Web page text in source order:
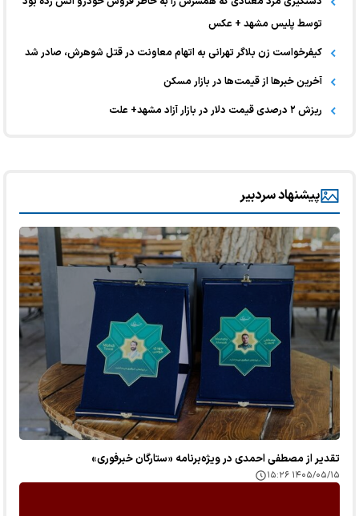
توسط پلیس مشهد + عکس
کیفرخواست زن بلاگر تهرانی به اتهام معاونت در قتل شوهرش، صادر شد
آخرین خبر‌ها از قیمت‌ها در بازار مسکن
ریزش ۲ درصدی قیمت دلار در بازار آزاد مشهد+ علت
پیشنهاد سردبیر
تقدیر از مصطفی احمدی در ویژه‌برنامه «ستارگان خبرفوری»
۱۴۰۵/۰۵/۱۵ ۱۵:۲۶